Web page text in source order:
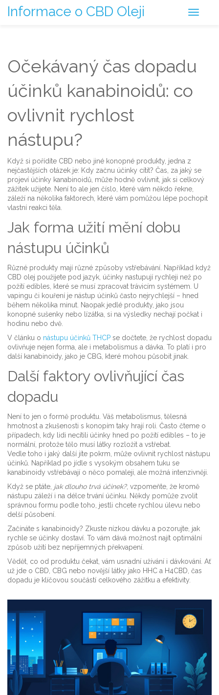
Informace o CBD Oleji
Očekávaný čas dopadu
účinků kanabinoidů: co
ovlivnit rychlost
nástupu?
Když si pořídíte CBD nebo jiné konopné produkty, jedna z
nejčastějších otázek je: Kdy začnu účinky cítit? Čas, za jaký se
projeví účinky kanabinoidů, může hodně ovlivnit, jak si celkový
zážitek užijete. Není to ale jen číslo, které vám někdo řekne,
záleží na několika faktorech, které vám pomůžou lépe pochopit
vlastní reakci těla.
Jak forma užití mění dobu
nástupu účinků
Různé produkty mají různé způsoby vstřebávání. Například když
CBD olej použijete pod jazyk, účinky nastupují rychleji než po
požití edibles, které se musí zpracovat trávicím systémem. U
vapingu či kouření je nástup účinků často nejrychlejší – hned
během několika minut. Naopak jedlé produkty, jako jsou
konopné sušenky nebo lízátka, si na výsledky nechají počkat i
hodinu nebo dvě.
V článku o nástupu účinků THCP se dočtete, že rychlost dopadu
ovlivňuje nejen forma, ale i metabolismus a dávka. To platí i pro
další kanabinoidy, jako je CBG, které mohou působit jinak.
Další faktory ovlivňující čas
dopadu
Není to jen o formě produktu. Váš metabolismus, tělesná
hmotnost a zkušenosti s konopím taky hrají roli. Často čteme o
případech, kdy lidi necítili účinky hned po požití edibles – to je
normální, protože tělo musí látky rozložit a vstřebat.
Vedle toho i jaký další jíte pokrm, může ovlivnit rychlost nástupu
účinků. Například po jídle s vysokým obsahem tuku se
kanabinoidy vstřebávají o něco pomaleji, ale možná intenzivněji.
Když se ptáte, jak dlouho trvá účinek?, vzpomeňte, že kromě
nástupu záleží i na délce trvání účinku. Někdy pomůže zvolit
správnou formu podle toho, jestli chcete rychlou úlevu nebo
delší působení.
Začínáte s kanabinoidy? Zkuste nízkou dávku a pozorujte, jak
rychle se účinky dostaví. To vám dává možnost najít optimální
způsob užití bez nepříjemných překvapení.
Vědět, co od produktu čekat, vám usnadní užívání i dávkování. Ať
už jde o CBD, CBG nebo novější látky jako HHC a H4CBD, čas
dopadu je klíčovou součástí celkového zážitku a efektivity.